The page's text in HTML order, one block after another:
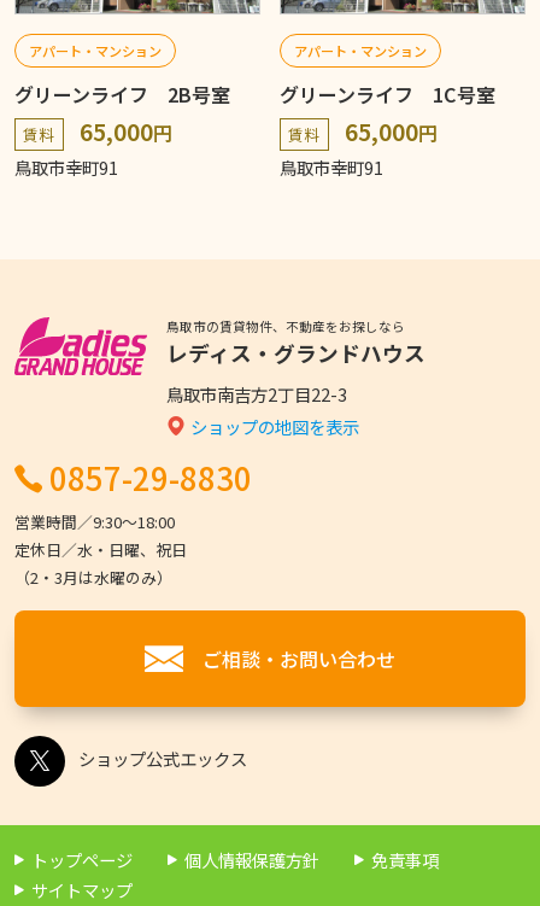
アパート・マンション
グリーンライフ 2B号室
賃料 65,000円
鳥取市幸町91
アパート・マンション
グリーンライフ 1C号室
賃料 65,000円
鳥取市幸町91
鳥取市の賃貸物件、不動産をお探しなら
レディス・グランドハウス
鳥取市南吉方2丁目22-3
ショップの地図を表示
0857-29-8830
営業時間／9:30〜18:00
定休日／水・日曜、祝日
（2・3月は水曜のみ）
ご相談・お問い合わせ
ショップ公式エックス
トップページ 個人情報保護方針
免責事項
サイトマップ